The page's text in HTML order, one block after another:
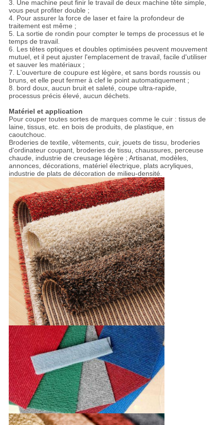
3. Une machine peut finir le travail de deux machine tête simple,
vous peut profiter double ;
4. Pour assurer la force de laser et faire la profondeur de
traitement est même ;
5. La sortie de rondin pour compter le temps de processus et le
temps de travail.
6. Les têtes optiques et doubles optimisées peuvent mouvement
mutuel, et il peut ajuster l'emplacement de travail, facile d'utiliser
et sauver les matériaux ;
7. L'ouverture de coupure est légère, et sans bords roussis ou
bruns, et elle peut fermer à clef le point automatiquement ;
8. bord doux, aucun bruit et saleté, coupe ultra-rapide,
processus précis élevé, aucun déchets.
Matériel et application
Pour couper toutes sortes de marques comme le cuir : tissus de
laine, tissus, etc. en bois de produits, de plastique, en
caoutchouc.
Broderies de textile, vêtements, cuir, jouets de tissu, broderies
d'ordinateur coupant, broderies de tissu, chaussures, perceuse
chaude, industrie de creusage légère ; Artisanat, modèles,
annonces, décorations, matériel électrique, plats acryliques,
industrie de plats de décoration de milieu-densité.